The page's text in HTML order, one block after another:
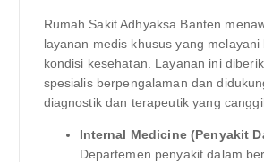
Rumah Sakit Adhyaksa Banten
layanan medis khusus yang melayani
kondisi kesehatan. Layanan ini
spesialis berpengalaman dan
diagnostik dan terapeutik yang
Internal Medicine (Penyakit
Departemen penyakit dalam